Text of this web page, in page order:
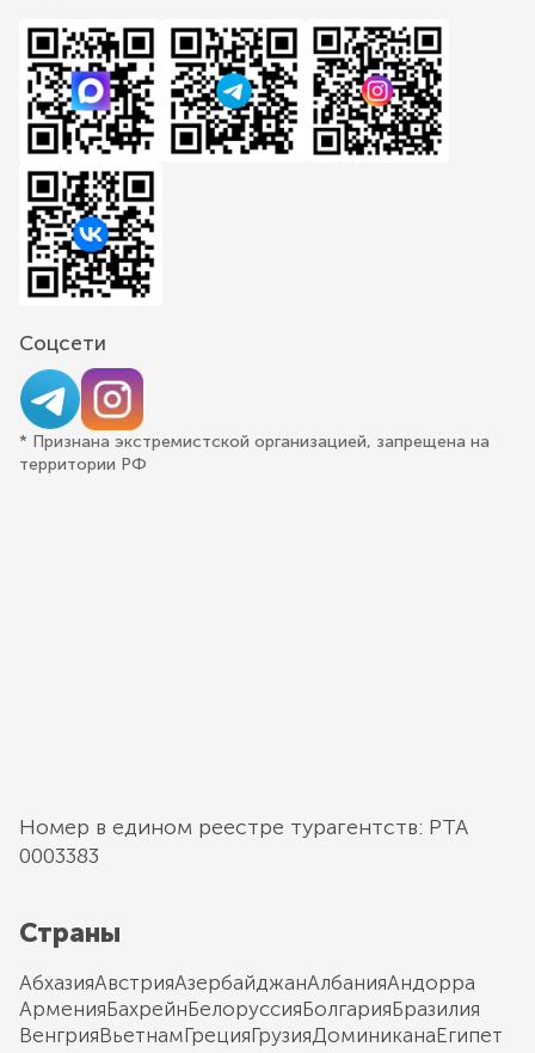
Соцсети
* Признана экстремистской организацией, запрещена на
территории РФ
Номер в едином реестре турагентств: РТА
0003383
Страны
АбхазияАвстрияАзербайджанАлбанияАндорра
АрменияБахрейнБелоруссияБолгарияБразилия
ВенгрияВьетнамГрецияГрузияДоминиканаЕгипет